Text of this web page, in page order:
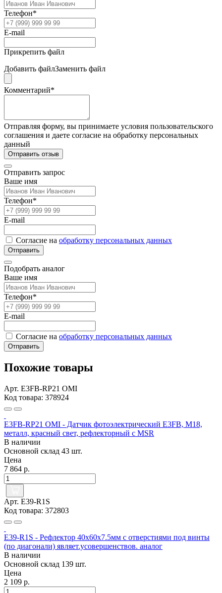
Телефон*
E-mail
Прикрепить файл
Добавить файлЗаменить файл
Комментарий*
Отправляя форму, вы принимаете условия пользовательского
соглашения и даете согласие на обработку персональных
данный
Отправить отзыв
Отправить запрос
Ваше имя
Телефон*
E-mail
Согласие на обработку персональных данных
Отправить
Подобрать аналог
Ваше имя
Телефон*
E-mail
Согласие на обработку персональных данных
Отправить
Похожие товары
Арт. E3FB-RP21 OMI
Код товара: 378924
E3FB-RP21 OMI - Датчик фотоэлектрический E3FB, M18,
металл, красный свет, рефлекторный с MSR
В наличии
Основной склад 43 шт.
Цена
7 864 р.
Арт. E39-R1S
Код товара: 372803
E39-R1S - Рефлектор 40x60x7.5мм с отверстиями под винты
(по диагонали) являет.усовершенствов. аналог
В наличии
Основной склад 139 шт.
Цена
2 109 р.